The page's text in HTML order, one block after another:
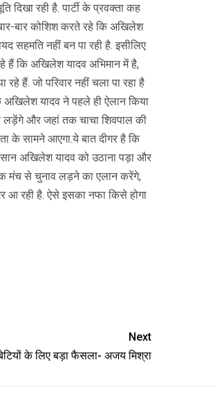
दिखा रही है. पार्टी के प्रवक्ता कह
बार-बार कोशिश करते रहे कि अखिलेश
सहमति नहीं बन पा रही है. इसीलिए
हैं कि अखिलेश यादव अभिमान में है,
हैं. जो परिवार नहीं चला पा रहा है
अखिलेश यादव ने पहले ही ऐलान किया
और जहां तक चाचा शिवपाल की
के सामने आएगा.ये बात दीगर है कि
अखिलेश यादव को उठाना पड़ा और
मंच से चुनाव लड़ने का एलान करेंगे,
आ रही है. ऐसे इसका नफा किसे होगा
Next
के लिए बड़ा फैसला- अजय मिश्रा